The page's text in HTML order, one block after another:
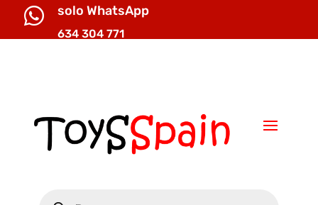
 solo WhatsApp
634 304 771